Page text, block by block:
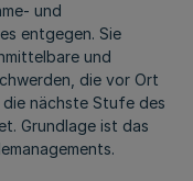
und
entgegen. Sie
und
die vor Ort
nächste Stufe des
Grundlage ist das